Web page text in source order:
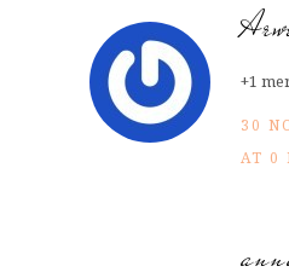
+1
30
AT 0